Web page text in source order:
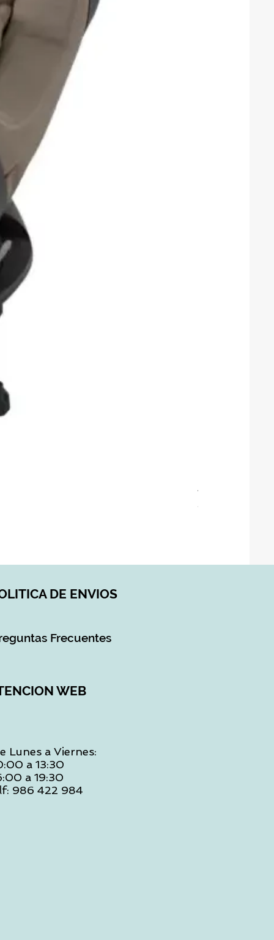
ASIENTO BAÑO
28,90 €
DE ENVIOS
Frecuentes
WEB
Lunes a Viernes:
a 13:30
a 19:30
986 422 984